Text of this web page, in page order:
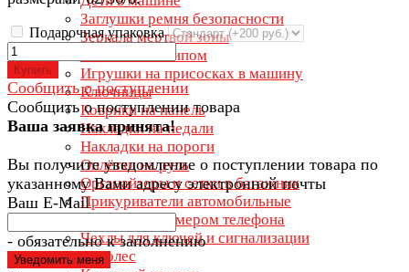
Заглушки ремня безопасности
Зеркала мертвой зоны
Зонты с логотипом
Игрушки на присосках в машину
Ключницы
Коврики на панель
Накладки на педали
Накладки на пороги
Оплётки на руль
Органайзеры и сетки в багажник
Прикуриватели автомобильные
Таблички с номером телефона
Чехлы для ключей и сигнализации
Крепеж колес
Подарочная упаковка
Купить
Сообщить о поступлении
Сообщить о поступлении товара
Ваша заявка принята!
Вы получите уведомление о поступлении товара по
указанному Вами адресу электронной почты
Ваш E-Mail
- обязательно к заполнению